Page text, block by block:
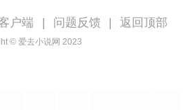
户端 问题反馈 返回顶部
© 爱去小说网 2023